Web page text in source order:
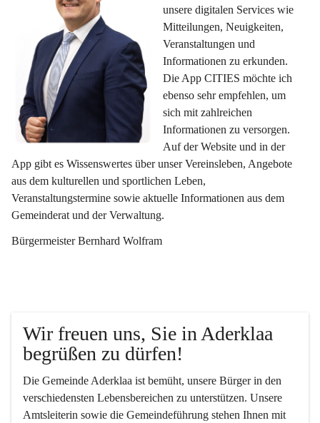
unsere digitalen Services wie
Mitteilungen, Neuigkeiten,
Veranstaltungen und
Informationen zu erkunden.
Die App CITIES möchte ich
ebenso sehr empfehlen, um
sich mit zahlreichen
Informationen zu versorgen.
Auf der Website und in der
App gibt es Wissenswertes über unser Vereinsleben, Angebote
aus dem kulturellen und sportlichen Leben,
Veranstaltungstermine sowie aktuelle Informationen aus dem
Gemeinderat und der Verwaltung.
Bürgermeister Bernhard Wolfram
Wir freuen uns, Sie in Aderklaa
begrüßen zu dürfen!
Die Gemeinde Aderklaa ist bemüht, unsere Bürger in den
verschiedensten Lebensbereichen zu unterstützen. Unsere
Amtsleiterin sowie die Gemeindeführung stehen Ihnen mit